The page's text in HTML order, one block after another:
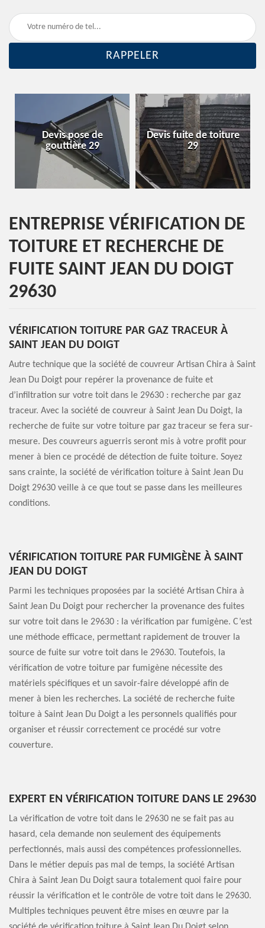
Devis pose de
gouttière 29
Devis fuite de toiture
29
ENTREPRISE VÉRIFICATION DE
TOITURE ET RECHERCHE DE
FUITE SAINT JEAN DU DOIGT
29630
VÉRIFICATION TOITURE PAR GAZ TRACEUR À
SAINT JEAN DU DOIGT
Autre technique que la société de couvreur Artisan Chira à Saint
Jean Du Doigt pour repérer la provenance de fuite et
d’infiltration sur votre toit dans le 29630 : recherche par gaz
traceur. Avec la société de couvreur à Saint Jean Du Doigt, la
recherche de fuite sur votre toiture par gaz traceur se fera sur-
mesure. Des couvreurs aguerris seront mis à votre profit pour
mener à bien ce procédé de détection de fuite toiture. Soyez
sans crainte, la société de vérification toiture à Saint Jean Du
Doigt 29630 veille à ce que tout se passe dans les meilleures
conditions.
VÉRIFICATION TOITURE PAR FUMIGÈNE À SAINT
JEAN DU DOIGT
Parmi les techniques proposées par la société Artisan Chira à
Saint Jean Du Doigt pour rechercher la provenance des fuites
sur votre toit dans le 29630 : la vérification par fumigène. C’est
une méthode efficace, permettant rapidement de trouver la
source de fuite sur votre toit dans le 29630. Toutefois, la
vérification de votre toiture par fumigène nécessite des
matériels spécifiques et un savoir-faire développé afin de
mener à bien les recherches. La société de recherche fuite
toiture à Saint Jean Du Doigt a les personnels qualifiés pour
organiser et réussir correctement ce procédé sur votre
couverture.
EXPERT EN VÉRIFICATION TOITURE DANS LE 29630
La vérification de votre toit dans le 29630 ne se fait pas au
hasard, cela demande non seulement des équipements
perfectionnés, mais aussi des compétences professionnelles.
Dans le métier depuis pas mal de temps, la société Artisan
Chira à Saint Jean Du Doigt saura totalement quoi faire pour
réussir la vérification et le contrôle de votre toit dans le 29630.
Multiples techniques peuvent être mises en œuvre par la